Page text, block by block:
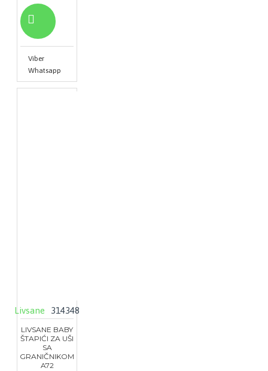
Viber
Whatsapp
Livsane 314348
LIVSANE BABY
ŠTAPIĆI ZA UŠI
SA
GRANIČNIKOM
A72